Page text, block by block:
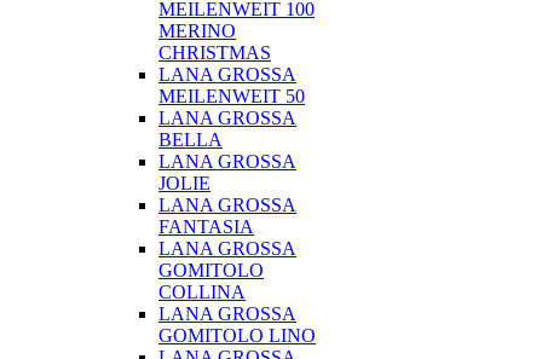
MEILENWEIT 100
MERINO
CHRISTMAS
LANA GROSSA
MEILENWEIT 50
LANA GROSSA
BELLA
LANA GROSSA
JOLIE
LANA GROSSA
FANTASIA
LANA GROSSA
GOMITOLO
COLLINA
LANA GROSSA
GOMITOLO LINO